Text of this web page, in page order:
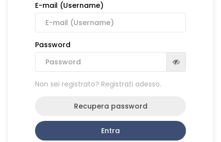
E-mail (Username)
Password
Non sei registrato? Registrati adesso.
Recupera password
Entra